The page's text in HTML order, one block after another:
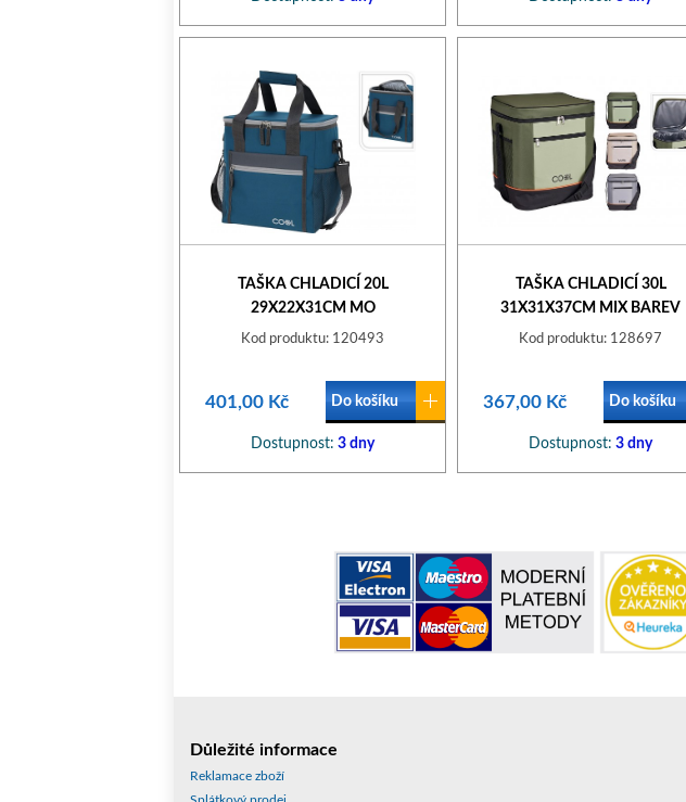
TAŠKA CHLADICÍ 20L
29X22X31CM MO
Kod produktu: 120493
401,00 Kč Do košíku
Dostupnost: 3 dny
TAŠKA CHLADICÍ 30L
31X31X37CM MIX BAREV
Kod produktu: 128697
367,00 Kč Do košíku
Dostupnost: 3 dny
Důležité informace
Reklamace zboží